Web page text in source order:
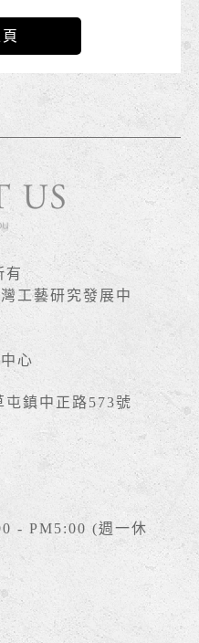
有
工藝研究發展中
心
屯鎮中正路573號
- PM5:00 (週一休